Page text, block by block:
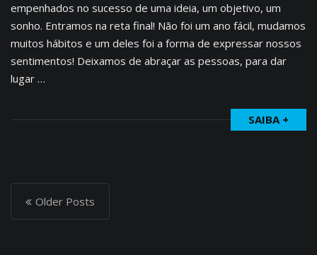
empenhados no sucesso de uma ideia, um objetivo, um
sonho. Entramos na reta final! Não foi um ano fácil, mudamos
muitos hábitos e um deles foi a forma de expressar nossos
sentimentos! Deixamos de abraçar as pessoas, para dar
lugar …
SAIBA +
P
s
Older Posts